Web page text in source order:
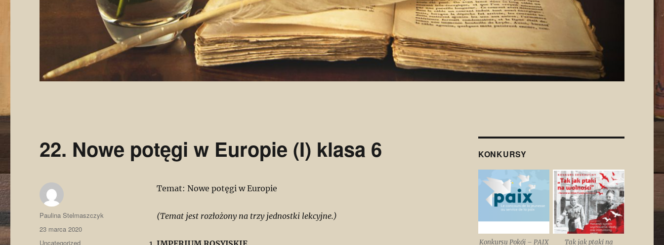
22. Nowe potęgi w Europie (I) klasa 6
Temat: Nowe potęgi w Europie
(Temat jest rozłożony na trzy jednostki lekcyjne.)
Autor
Paulina Stelmaszczyk
Data
publikacji
23 marca 2020
Kategorie
Uncategorized
KONKURSY
Konkursu Pokój – PAIX
Tak jak ptaki na